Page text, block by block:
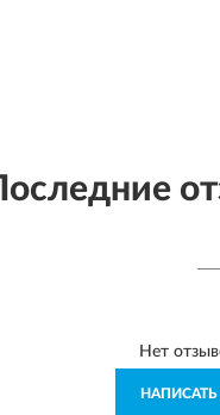
Нет